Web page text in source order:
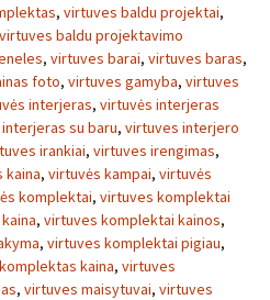
, virtuves baldu projektai,
virtuves baldu projektavimo
, virtuves barai, virtuves baras,
foto, virtuves gamyba, virtuves
interjeras, virtuvės interjeras
su baru, virtuves interjero
irankiai, virtuves irengimas,
kaina, virtuvės kampai, virtuvės
komplektai, virtuves komplektai
, virtuves komplektai kainos,
, virtuves komplektai pigiau,
kaina, virtuves
, virtuves maisytuvai, virtuves